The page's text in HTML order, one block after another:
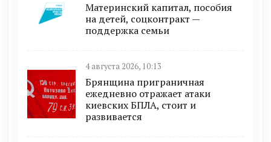
Материнский капитал, пособия
на детей, соцконтракт —
поддержка семьи
4 августа 2026, 10:13
Брянщина приграничная
ежедневно отражает атаки
киевских БПЛА, стоит и
развивается